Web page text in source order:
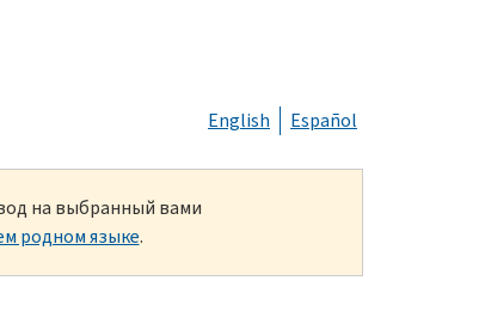
English Español
на выбранный вами
родном языке.